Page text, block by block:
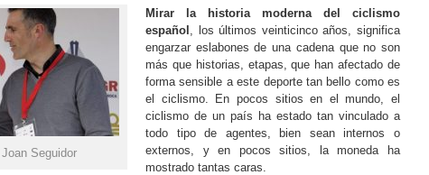
Seguidor
Mirar la historia moderna del ciclismo
español , los últimos veinticinco años, significa
engarzar eslabones de una cadena que no son
más que historias, etapas, que han afectado de
forma sensible a este deporte tan bello como es
el ciclismo. En pocos sitios en el mundo, el
ciclismo de un país ha estado tan vinculado a
todo tipo de agentes, bien sean internos o
externos, y en pocos sitios, la moneda ha
mostrado tantas caras.